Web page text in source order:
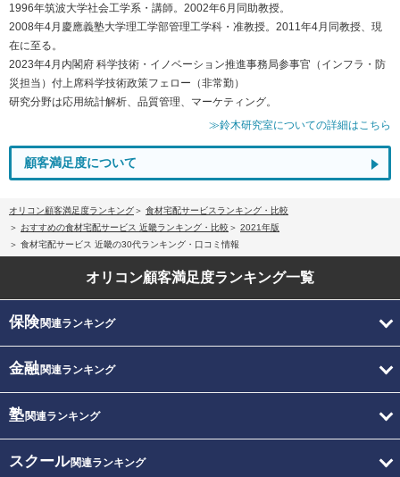
1996年筑波大学社会工学系・講師。2002年6月同助教授。
2008年4月慶應義塾大学理工学部管理工学科・准教授。2011年4月同教授、現
在に至る。
2023年4月内閣府 科学技術・イノベーション推進事務局参事官（インフラ・防
災担当）付上席科学技術政策フェロー（非常勤）
研究分野は応用統計解析、品質管理、マーケティング。
≫鈴木研究室についての詳細はこちら
顧客満足度について
オリコン顧客満足度ランキング
食材宅配サービスランキング・比較
おすすめの食材宅配サービス 近畿ランキング・比較
2021年版
食材宅配サービス 近畿の30代ランキング・口コミ情報
オリコン顧客満足度ランキング一覧
保険関連ランキング
金融関連ランキング
塾関連ランキング
スクール関連ランキング